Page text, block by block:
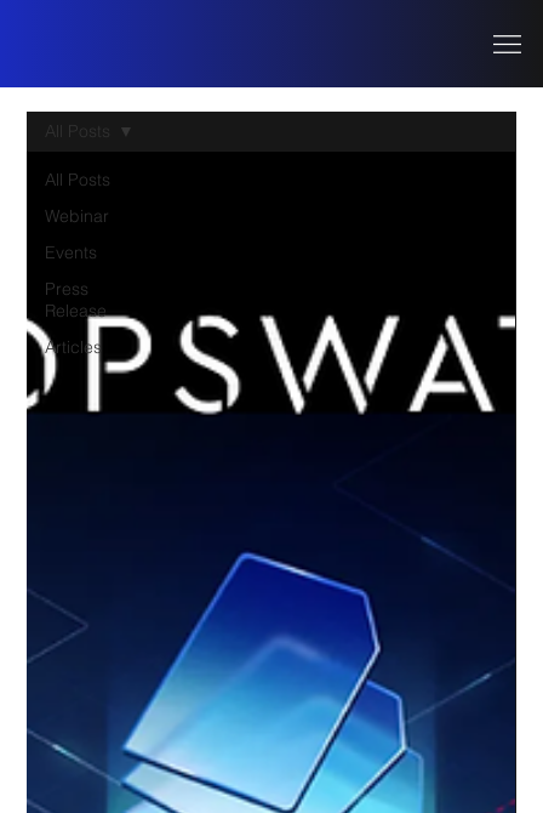
All Posts
Webinar
Events
Press
Release
Articles
All Posts